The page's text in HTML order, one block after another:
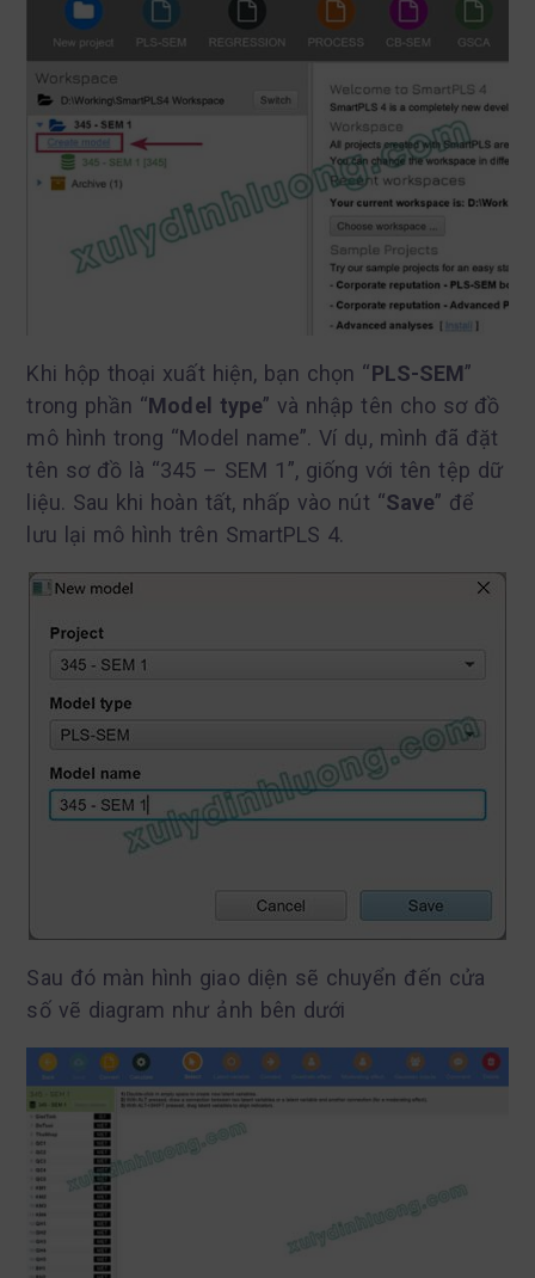
Khi hộp thoại xuất hiện, bạn chọn “PLS-SEM”
trong phần “Model type” và nhập tên cho sơ đồ
mô hình trong “Model name”. Ví dụ, mình đã đặt
tên sơ đồ là “345 – SEM 1”, giống với tên tệp dữ
liệu. Sau khi hoàn tất, nhấp vào nút “Save” để
lưu lại mô hình trên SmartPLS 4.
Sau đó màn hình giao diện sẽ chuyển đến cửa
số vẽ diagram như ảnh bên dưới